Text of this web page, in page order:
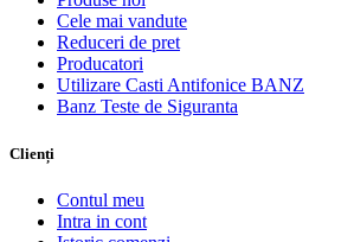
Cele mai vandute
Reduceri de pret
Producatori
Utilizare Casti Antifonice BANZ
Banz Teste de Siguranta
Clienți
Contul meu
Intra in cont